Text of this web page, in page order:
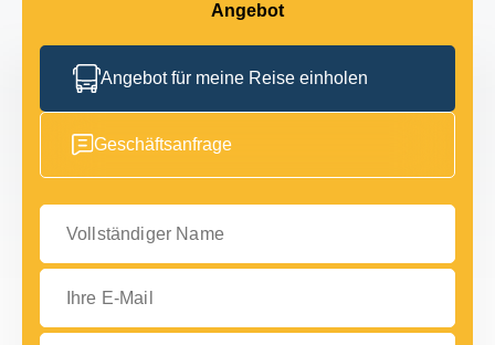
Angebot
Angebot für meine Reise einholen
Geschäftsanfrage
Vollständiger Name
Ihre E-Mail